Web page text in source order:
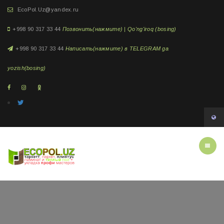
EcoPol.Uz@yandex.ru
+998 90 317 33 44 Позвонить(нажмите) | Qo'ng'iroq (bosing)
+998 90 317 33 44 Написать(нажмите) в TELEGRAM ga
yozish(bosing)